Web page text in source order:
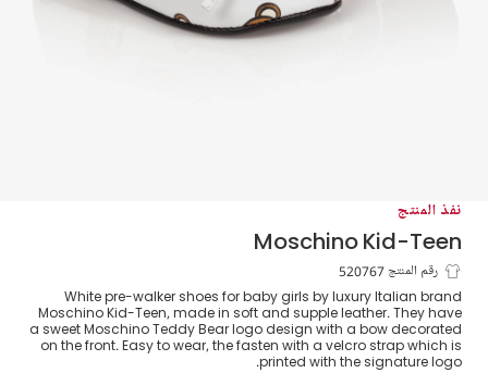
نفذ المنتج
Moschino Kid-Teen
حذاء بطبعة بير لون أبيض لمرحلة قبل المشي
رقم المنتج 520767
White pre-walker shoes for baby girls by luxury Italian brand
Moschino Kid-Teen, made in soft and supple leather. They have
a sweet Moschino Teddy Bear logo design with a bow decorated
on the front. Easy to wear, the fasten with a velcro strap which is
printed with the signature logo.